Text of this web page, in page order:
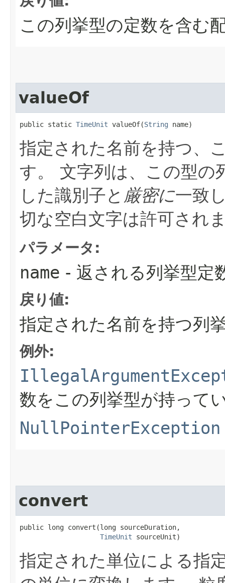
この列挙型の定数を含む
valueOf
public static TimeUnit valueOf​(String name)
指定された名前を持つ、
す。
文字列は、この型の
した識別子と 厳密に一致
切な空白文字は許可され
パラメータ:
name - 返される列挙型定
戻り値:
指定された名前を持つ列
例外:
数をこの列挙型が持って
NullPointerException
convert
public long convert​(long sourceDuration,
TimeUnit sourceUnit)
指定された単位による指